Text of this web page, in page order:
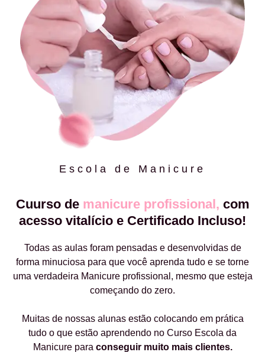
Escola de Manicure
Cuurso de manicure profissional, com
acesso vitalício e Certificado Incluso!
Todas as aulas foram pensadas e desenvolvidas de
forma minuciosa para que você aprenda tudo e se torne
uma verdadeira Manicure profissional, mesmo que esteja
começando do zero.
Muitas de nossas alunas estão colocando em prática
tudo o que estão aprendendo no Curso Escola da
Manicure para conseguir muito mais clientes.